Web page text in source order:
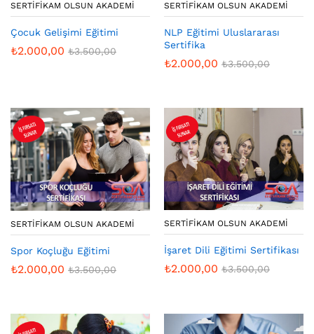
SERTIFIKAM OLSUN AKADEMI
Çocuk Gelişimi Eğitimi
₺2.000,00 ₺3.500,00
SERTIFIKAM OLSUN AKADEMI
NLP Eğitimi Uluslararası
Sertifika
₺2.000,00 ₺3.500,00
SERTIFIKAM OLSUN AKADEMI
Spor Koçluğu Eğitimi
₺2.000,00 ₺3.500,00
SERTIFIKAM OLSUN AKADEMI
İşaret Dili Eğitimi Sertifikası
₺2.000,00 ₺3.500,00